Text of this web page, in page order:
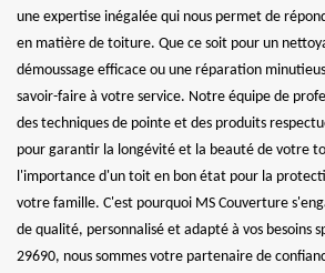
une expertise inégalée qui nous permet de
en matière de toiture. Que ce soit pour un
démoussage efficace ou une réparation
savoir-faire à votre service. Notre équipe de
des techniques de pointe et des produits
pour garantir la longévité et la beauté de votre
l'importance d'un toit en bon état pour la
votre famille. C'est pourquoi MS Couverture
de qualité, personnalisé et adapté à vos besoins
29690, nous sommes votre partenaire de